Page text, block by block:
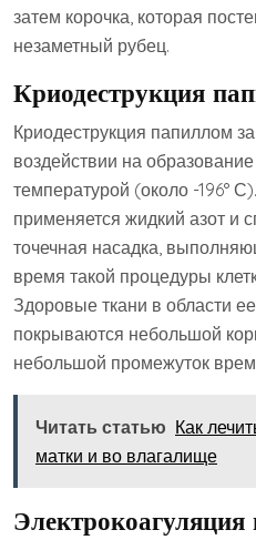
затем корочка, которая
незаметный рубец.
Криодеструкция
Криодеструкция папиллом
воздействии на
температурой (около -196°
применяется жидкий азот и
точечная насадка,
время такой процедуры
Здоровые ткани в области
покрываются небольшой
небольшой промежуток
Читать статью Как
матки и во влагалище